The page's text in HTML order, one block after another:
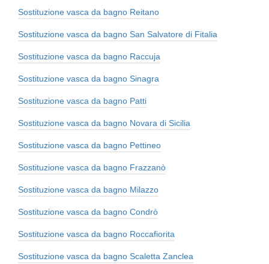
Sostituzione vasca da bagno Reitano
Sostituzione vasca da bagno San Salvatore di Fitalia
Sostituzione vasca da bagno Raccuja
Sostituzione vasca da bagno Sinagra
Sostituzione vasca da bagno Patti
Sostituzione vasca da bagno Novara di Sicilia
Sostituzione vasca da bagno Pettineo
Sostituzione vasca da bagno Frazzanò
Sostituzione vasca da bagno Milazzo
Sostituzione vasca da bagno Condrò
Sostituzione vasca da bagno Roccafiorita
Sostituzione vasca da bagno Scaletta Zanclea